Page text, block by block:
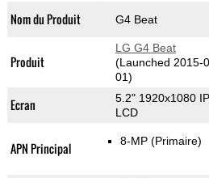
Nom du Produit G4 Beat
Produit
LG G4 Beat
(Launched 2015-
01)
Ecran
5.2" 1920x1080
LCD
APN Principal 8-MP (Primaire)